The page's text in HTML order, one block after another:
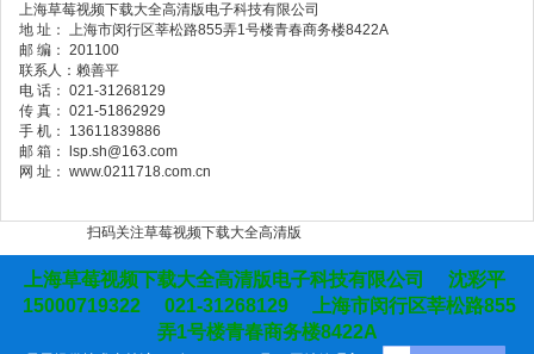
上海草莓视频下载大全高清版电子科技有限公司
地 址： 上海市闵行区莘松路855弄1号楼青春商务楼8422A
邮 编： 201100
联系人：赖善平
电 话： 021-31268129
传 真： 021-51862929
手 机： 13611839886
邮 箱： lsp.sh@163.com
网 址： www.0211718.com.cn
扫码关注草莓视频下载大全高清版
上海草莓视频下载大全高清版电子科技有限公司 沈彩平
15000719322 021-31268129 上海市闵行区莘松路855
弄1号楼青春商务楼8422A